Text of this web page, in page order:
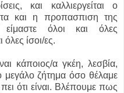
και καλλιεργείται ο
και η προπασπιση της
όλοι και όλες
όλες ίσοι/ες.
κάποιος/α γκέη, λεσβία,
μεγάλο ζήτημα όσο θέλαμε
ότι είναι. Βλέπουμε πως